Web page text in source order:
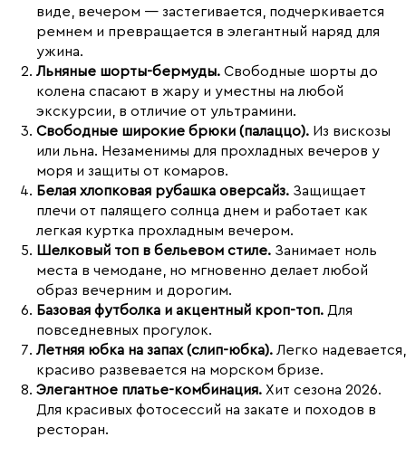
виде, вечером — застегивается, подчеркивается
ремнем и превращается в элегантный наряд для
ужина.
Льняные шорты-бермуды. Свободные шорты до
колена спасают в жару и уместны на любой
экскурсии, в отличие от ультрамини.
Свободные широкие брюки (палаццо). Из вискозы
или льна. Незаменимы для прохладных вечеров у
моря и защиты от комаров.
Белая хлопковая рубашка оверсайз. Защищает
плечи от палящего солнца днем и работает как
легкая куртка прохладным вечером.
Шелковый топ в бельевом стиле. Занимает ноль
места в чемодане, но мгновенно делает любой
образ вечерним и дорогим.
Базовая футболка и акцентный кроп-топ. Для
повседневных прогулок.
Летняя юбка на запах (слип-юбка). Легко надевается,
красиво развевается на морском бризе.
Элегантное платье-комбинация. Хит сезона 2026.
Для красивых фотосессий на закате и походов в
ресторан.